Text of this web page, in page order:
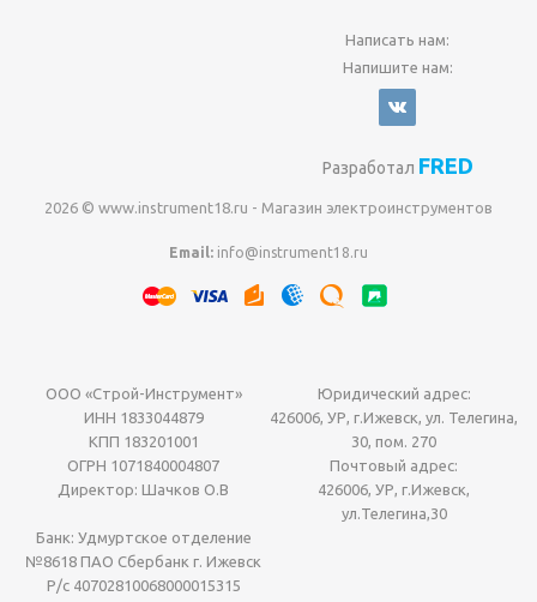
Написать нам:
Напишите нам:
Разработал FRED
2026 © www.instrument18.ru - Магазин электроинструментов
Email: info@instrument18.ru
ООО «Строй-Инструмент»
ИНН 1833044879
КПП 183201001
ОГРН 1071840004807
Директор: Шачков О.В
Юридический адрес:
426006, УР, г.Ижевск, ул. Телегина,
30, пом. 270
Почтовый адрес:
426006, УР, г.Ижевск,
ул.Телегина,30
Банк: Удмуртское отделение
№8618 ПАО Сбербанк г. Ижевск
Р/с 40702810068000015315